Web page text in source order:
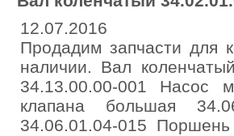
12.07.2016
Продадим запчасти для
наличии. Вал
34.13.00.00-001 Насос
клапана большая
34.06.01.04-015